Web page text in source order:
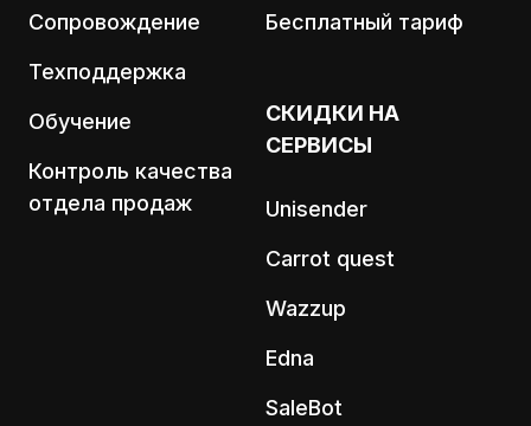
Сопровождение
Техподдержка
Обучение
Контроль качества
отдела продаж
Бесплатный тариф
СКИДКИ НА
СЕРВИСЫ
Unisender
Carrot quest
Wazzup
Edna
SaleBot